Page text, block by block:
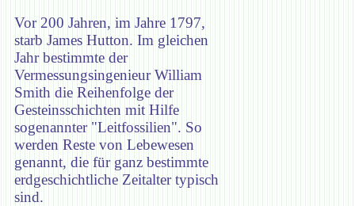
Vor 200 Jahren, im Jahre 1797,
starb James Hutton. Im gleichen
Jahr bestimmte der
Vermessungsingenieur William
Smith die Reihenfolge der
Gesteinsschichten mit Hilfe
sogenannter "Leitfossilien". So
werden Reste von Lebewesen
genannt, die für ganz bestimmte
erdgeschichtliche Zeitalter typisch
sind.